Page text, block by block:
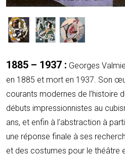
1885 – 1937 : Georges
en 1885 et mort en 1937. Son
courants modernes de l’histoire
débuts impressionnistes au
ans, et enfin à l’abstraction à
une réponse finale à ses
et des costumes pour le théâtre